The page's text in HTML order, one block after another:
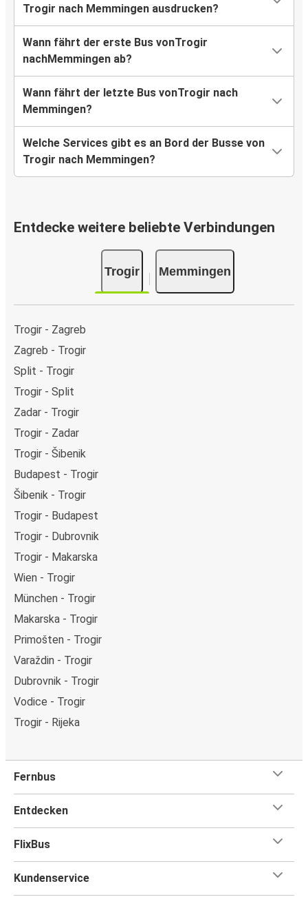
Trogir nach Memmingen ausdrucken?
Wann fährt der erste Bus vonTrogir
nachMemmingen ab?
Wann fährt der letzte Bus vonTrogir nach
Memmingen?
Welche Services gibt es an Bord der Busse von
Trogir nach Memmingen?
Entdecke weitere beliebte Verbindungen
Trogir Memmingen
Trogir - Zagreb
Zagreb - Trogir
Split - Trogir
Trogir - Split
Zadar - Trogir
Trogir - Zadar
Trogir - Šibenik
Budapest - Trogir
Šibenik - Trogir
Trogir - Budapest
Trogir - Dubrovnik
Trogir - Makarska
Wien - Trogir
München - Trogir
Makarska - Trogir
Primošten - Trogir
Varaždin - Trogir
Dubrovnik - Trogir
Vodice - Trogir
Trogir - Rijeka
Fernbus
Entdecken
FlixBus
Kundenservice